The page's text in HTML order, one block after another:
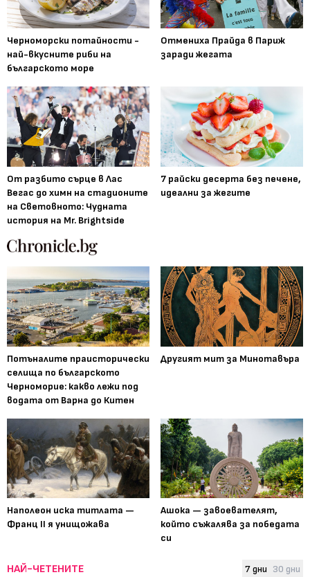
Черноморски потайности -
най-вкусните риби на
българското море
Отмениха Прайда в Париж
заради жегата
От разбито сърце в Лас
Вегас до химн на стадионите
на Световното: Чудната
история на Mr. Brightside
7 райски десерта без печене,
идеални за жегите
Потъналите праисторически
селища по българското
Черноморие: какво лежи под
водата от Варна до Китен
Другият мит за Минотавъра
Наполеон иска титлата —
Франц II я унищожава
Ашока — завоевателят,
който съжалява за победата
си
НАЙ-ЧЕТЕНИТЕ 7 дни 30 дни